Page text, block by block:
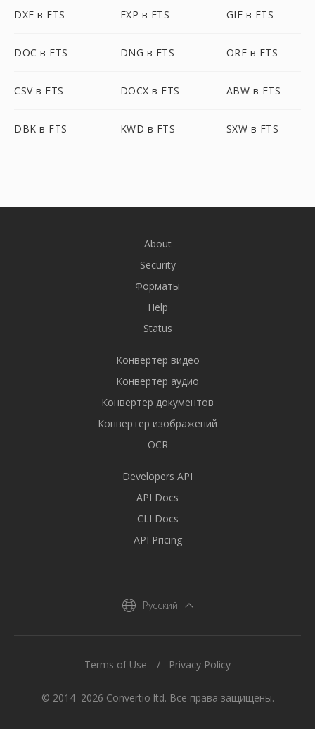
DXF в FTS EXP в FTS GIF в FTS
DOC в FTS DNG в FTS ORF в FTS
CSV в FTS DOCX в FTS ABW в FTS
DBK в FTS KWD в FTS SXW в FTS
About
Security
Форматы
Help
Status
Конвертер видео
Конвертер аудио
Конвертер документов
Конвертер изображений
OCR
Developers API
API Docs
CLI Docs
API Pricing
Русский
© 2014–2026 Convertio ltd. Все права защищены.
Terms of Use Privacy Policy